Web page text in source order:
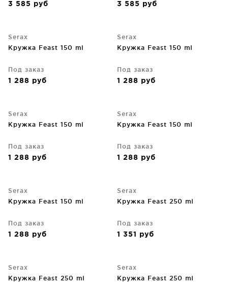
3 585 руб 3 585 руб
Serax
Кружка Feast 150 ml
Под заказ
1 288 руб
Serax
Кружка Feast 150 ml
Под заказ
1 288 руб
Serax
Кружка Feast 150 ml
Под заказ
1 288 руб
Serax
Кружка Feast 150 ml
Под заказ
1 288 руб
Serax
Кружка Feast 150 ml
Под заказ
1 288 руб
Serax
Кружка Feast 250 ml
Под заказ
1 351 руб
Serax
Кружка Feast 250 ml
Serax
Кружка Feast 250 ml